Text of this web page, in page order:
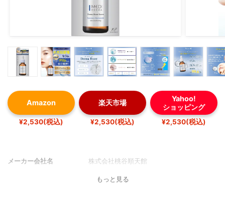
Amazon
¥2,530(税込)
楽天市場
¥2,530(税込)
Yahoo!
ショッピング
¥2,530(税込)
メーカー会社名 株式会社桃谷順天館
もっと見る